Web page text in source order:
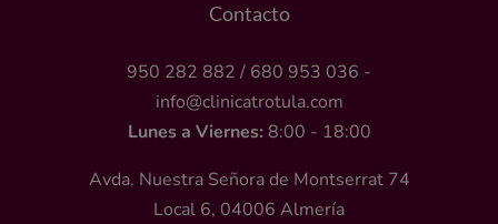
Contacto
950 282 882 / 680 953 036 -
info@clinicatrotula.com
Lunes a Viernes: 8:00 - 18:00
Avda. Nuestra Señora de Montserrat 74
Local 6, 04006 Almería